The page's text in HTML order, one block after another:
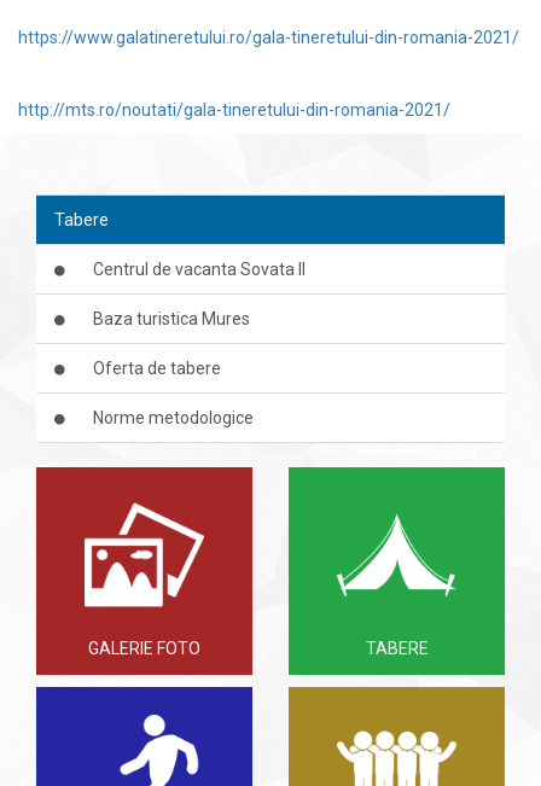
https://www.galatineretului.ro/gala-tineretului-din-romania-2021/
http://mts.ro/noutati/gala-tineretului-din-romania-2021/
Tabere
Centrul de vacanta Sovata II
Baza turistica Mures
Oferta de tabere
Norme metodologice
GALERIE FOTO TABERE